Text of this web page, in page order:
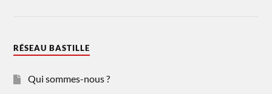
RÉSEAU BASTILLE
Qui sommes-nous ?